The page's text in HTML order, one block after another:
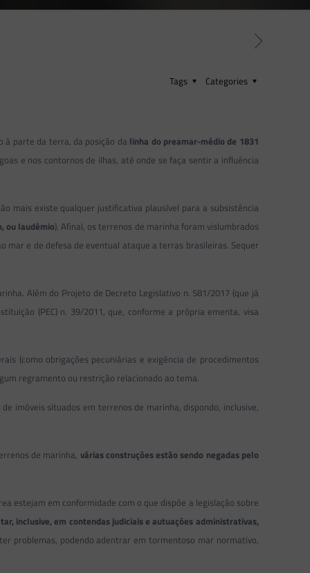
Categories
Tags
à parte da terra, da posição da linha do preamar-médio de 1831
e nos contornos de ilhas, até onde se faça sentir a influência
mais existe qualquer justificativa plausível para a subsistência
ou laudêmio). Afinal, os terrenos de marinha foram vislumbrados
mar e de defesa de eventual ataque a terras brasileiras. Sequer
Além do Projeto de Decreto Legislativo n. 581/2017 (que já
(PEC) n. 39/2011, que, conforme a própria ementa, visa
(como obrigações pecuniárias e exigência de procedimentos
regramento ou restrição relacionado ao tema.
imóveis situados em terrenos de marinha, dispondo, inclusive,
de marinha, várias construções estão sendo negadas pelo
estejam em conformidade com o que dispõe a legislação sobre
inclusive, em contendas judiciais e autuações administrativas,
problemas, podendo adentrar em tormentoso mar normativo,